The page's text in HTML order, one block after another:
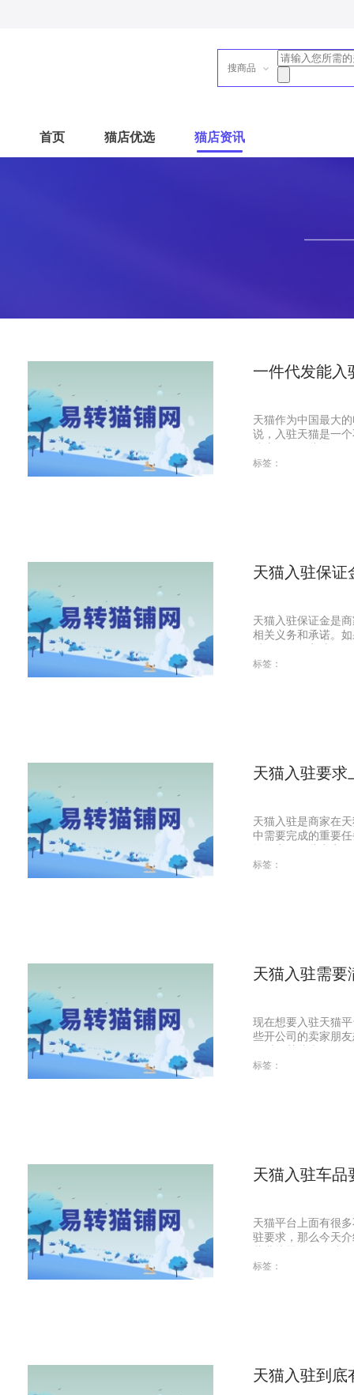
搜商品
首页 猫店优选 猫店资讯
一件代发能入
天猫作为中国最大
说，入驻天猫是一
标签：
天猫入驻保证
天猫入驻保证金是
相关义务和承诺。
标签：
天猫入驻要求
天猫入驻是商家在
中需要完成的重要
标签：
天猫入驻需要
现在想要入驻天猫
些开公司的卖家朋
标签：
天猫入驻车品
天猫平台上面有很
驻要求，那么今天
标签：
天猫入驻到底